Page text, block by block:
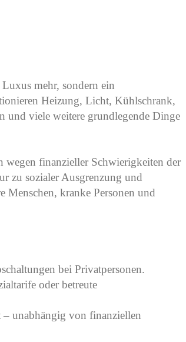
mehr, sondern ein
Heizung, Licht, Kühlschrank,
und viele weitere grundlegende Dinge
wegen finanzieller Schwierigkeiten der
zu sozialer Ausgrenzung und
Menschen, kranke Personen und
bei Privatpersonen.
oder betreute
unabhängig von finanziellen